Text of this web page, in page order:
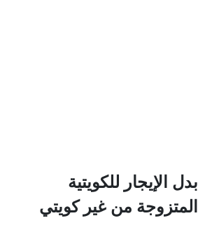
بدل الإيجار للكويتية
المتزوجة من غير كويتي